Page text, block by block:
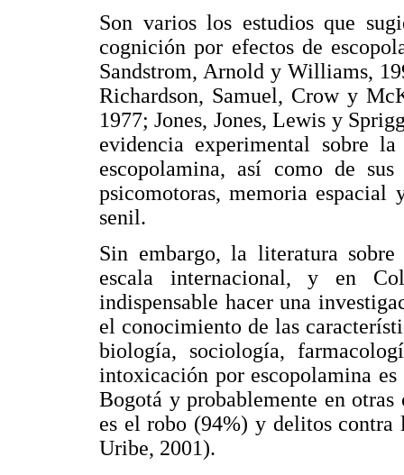
Son varios los estudios que
cognición por efectos de
Sandstrom, Arnold y Williams,
Richardson, Samuel, Crow y
1977; Jones, Jones, Lewis y
evidencia experimental sobre
escopolamina, así como de
psicomotoras, memoria
senil.
Sin embargo, la literatura sobre
escala internacional, y en
indispensable hacer una
el conocimiento de las
biología, sociología,
intoxicación por escopolamina
Bogotá y probablemente en
es el robo (94%) y delitos
Uribe, 2001).